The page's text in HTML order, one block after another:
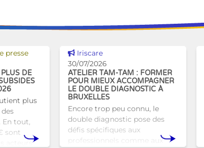
presse
DE
plus
En tout,
sont
Voir cette news
Iriscare
30/07/2026
ATELIER TAM-TAM : FORMER
POUR MIEUX ACCOMPAGNER
LE DOUBLE DIAGNOSTIC À
BRUXELLES
Encore trop peu connu, le
double diagnostic pose des
défis spécifiques aux
professionnels comme aux